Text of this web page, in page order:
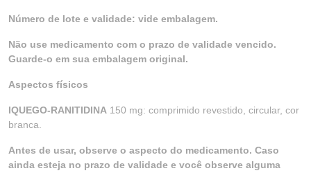
Número de lote e validade: vide embalagem.
Não use medicamento com o prazo de validade vencido.
Guarde-o em sua embalagem original.
Aspectos físicos
IQUEGO-RANITIDINA 150 mg: comprimido revestido, circular, cor
branca.
Antes de usar, observe o aspecto do medicamento. Caso
ainda esteja no prazo de validade e você observe alguma